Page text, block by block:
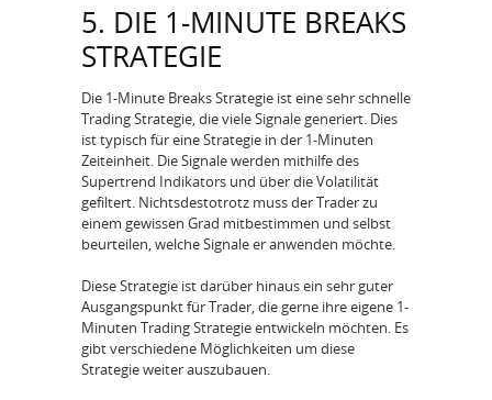
5. DIE 1-MINUTE BREAKS
STRATEGIE
Die 1-Minute Breaks Strategie ist eine sehr schnelle
Trading Strategie, die viele Signale generiert. Dies
ist typisch für eine Strategie in der 1-Minuten
Zeiteinheit. Die Signale werden mithilfe des
Supertrend Indikators und über die Volatilität
gefiltert. Nichtsdestotrotz muss der Trader zu
einem gewissen Grad mitbestimmen und selbst
beurteilen, welche Signale er anwenden möchte.
Diese Strategie ist darüber hinaus ein sehr guter
Ausgangspunkt für Trader, die gerne ihre eigene 1-
Minuten Trading Strategie entwickeln möchten. Es
gibt verschiedene Möglichkeiten um diese
Strategie weiter auszubauen.